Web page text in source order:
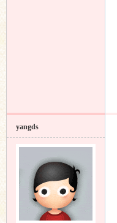
yangds